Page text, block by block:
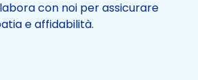
con noi per assicurare
e affidabilità.